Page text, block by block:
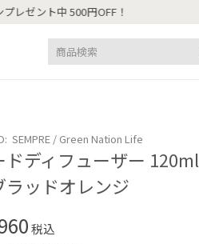
SEMPRE / Green Nation Life
ドディフューザー
ラッドオレンジ
税込